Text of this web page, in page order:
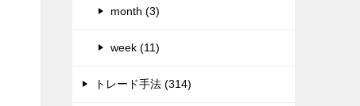
month (3)
week (11)
トレード手法 (314)